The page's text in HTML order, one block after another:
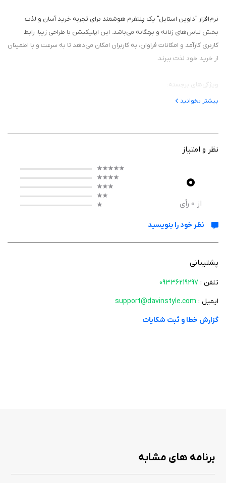
نرم‌افزار "داوین استایل" یک پلتفرم هوشمند برای تجربه خرید آسان و لذت
بخش لباس‌های زنانه و بچگانه می‌باشد. این اپلیکیشن با طراحی زیبا، رابط
کاربری کارآمد و امکانات فراوان، به کاربران امکان می‌دهد تا به سرعت و با اطمینان
از خرید خود لذت ببرند.
ویژگی‌های برجسته:
• جستجوی پیشرفته: برای راحتی کاربران، قابلیت جستجوی پیشرفته بر اساس
• سبد خرید هوشمند: مکانیزم سبد خرید هوشمند "داوین استایل" به کاربران این
امکان را می‌دهد تا محصولات مورد نظر خود را به سادگی انتخاب و در هر زمان به
خرید خود ادامه دهند.
روش‌های پرداخت مختلف فراهم شده است.
• ارسال سریع و امن: "داوین استایل" با همکاری با شرکت‌های پستی معتبر، امکان
• پشتیبانی و خدمات پس از فروش: تیم پشتیبانی "داوین استایل" همواره آماده
به ارائه خدمات و پاسخگویی به سوالات کاربران می‌باشد.
بیشتر بخوانید
نظر و امتیاز
0
از 0 رأی
نظر خود را بنویسید
پشتیبانی
تلفن : 09336219297
ایمیل : support@davinstyle.com
گزارش خطا و ثبت شکایات
برنامه های مشابه